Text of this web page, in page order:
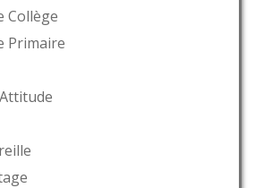
Collège
Primaire